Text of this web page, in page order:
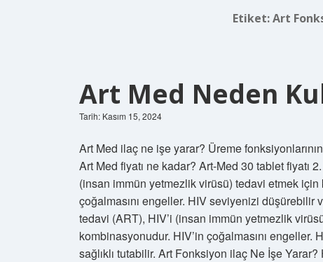
Etiket:Art
Art Med Neden
Tarih: Kasım 15, 2024
Art Med ilaç ne işe yarar? Üreme
Art Med fiyatı ne kadar? Art-Med 30 tablet fiyatı
(insan immün yetmezlik virüsü) tedavi etmek için
çoğalmasını engeller. HIV seviyenizi düşürebilir
tedavi (ART), HIV’i (insan immün yetmezlik
kombinasyonudur. HIV’in çoğalmasını engeller.
sağlıklı tutabilir. Art Fonksiyon ilaç Ne İşe